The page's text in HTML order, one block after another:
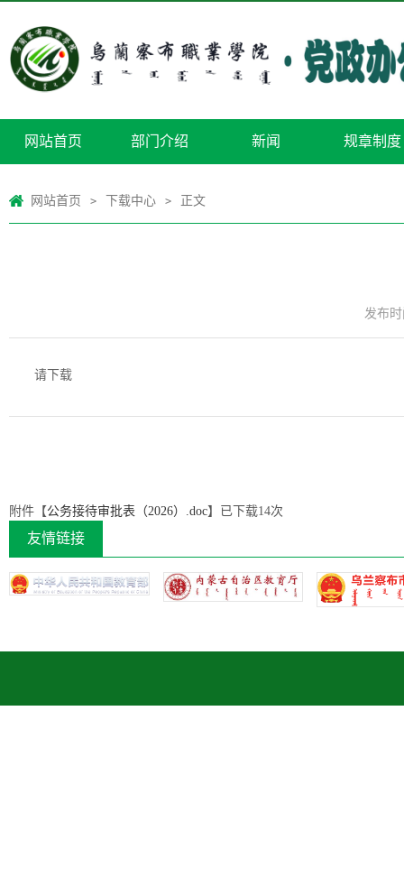
网站首页 部门介绍 新闻 规章制度
网站首页 > 下载中心 > 正文
发布时
请下载
附件【公务接待审批表（2026）.doc】已下载14次
友情链接